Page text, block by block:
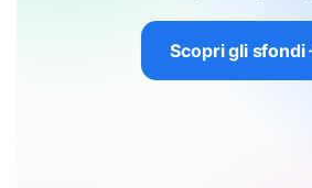
Scopri gli sfondi